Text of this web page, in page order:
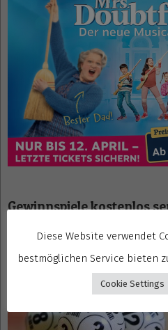
Gewinnspiele kostenlos
Diese Website verwendet
bestmöglichen Service bieten
Cookie Settings